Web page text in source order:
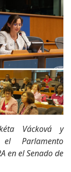
Vácková y
Parlamento
en el Senado de